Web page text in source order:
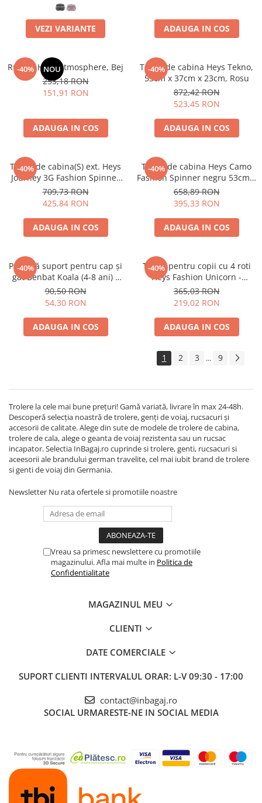
VEZI VARIANTE ADAUGA IN COS
-40% NOU
Rucsac Heys Atmosphere, Bej
253,18 RON
151,91 RON
ADAUGA IN COS
-40%
Troler de cabina Heys Tekno,
53cm x 37cm x 23cm, Rosu
872,42 RON
523,45 RON
ADAUGA IN COS
-40%
Troler de cabina(S) ext. Heys
Journey 3G Fashion Spinner
53cm x 38cm x 23cm,
Alb/Negru
709,73 RON
425,84 RON
ADAUGA IN COS
-40%
Troler de cabina Heys Camo
Fashion Spinner negru 53cm x
38cm x 23cm, extensibil
658,89 RON
395,33 RON
ADAUGA IN COS
-40%
Pernuță suport pentru cap și
gât Benbat Koala (4-8 ani) –
RESIGILAT
90,50 RON
54,30 RON
ADAUGA IN COS
-40%
Troler pentru copii cu 4 roti
Heys Fashion Unicorn -
RESIGILAT
365,03 RON
219,02 RON
ADAUGA IN COS
1 2 3 ... 9
Trolere la cele mai bune prețuri! Gamă variată, livrare în max 24-48h.
Descoperă selecția noastră de trolere, genți de voiaj, rucsacuri și
accesorii de calitate. Alege din sute de modele de trolere de cabina,
trolere de cala, alege o geanta de voiaj rezistenta sau un rucsac
incapator. Selectia InBagaj.ro cuprinde si trolere, genti, rucsacuri si
aceesorii ale brandului german travelite, cel mai iubit brand de trolere
si genti de voiaj din Germania.
Newsletter Nu rata ofertele si promotiile noastre
Vreau sa primesc newslettere cu promotiile
magazinului. Afla mai multe in Politica de
Confidentialitate
MAGAZINUL MEU
CLIENTI
DATE COMERCIALE
SUPORT CLIENTI INTERVALUL ORAR: L-V 09:30 - 17:00
contact@inbagaj.ro
SOCIAL URMARESTE-NE IN SOCIAL MEDIA